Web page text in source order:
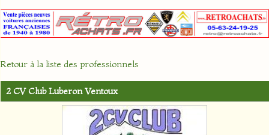
Retour à la liste des professionnels
2 CV Club Luberon Ventoux